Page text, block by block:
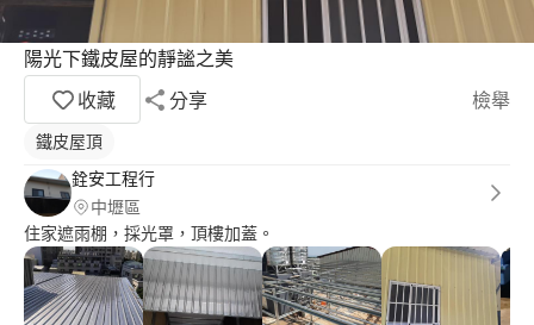
陽光下鐵皮屋的靜謐之美
收藏
分享 檢舉
鐵皮屋頂
銓安工程行
中壢區
住家遮雨棚，採光罩，頂樓加蓋。